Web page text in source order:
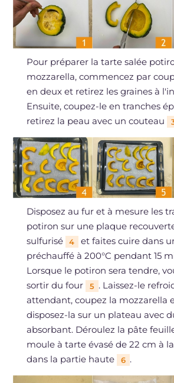
Pour préparer la tarte salée
mozzarella, commencez par
en deux et retirez les graines à
Ensuite, coupez-le en tranches
retirez la peau avec un couteau
Disposez au fur et à mesure les
potiron sur une plaque
sulfurisé
4
et faites cuire dans
préchauffé à 200°C pendant 15
Lorsque le potiron sera tendre,
sortir du four
5 . Laissez-le
attendant, coupez la mozzarella
disposez-la sur un plateau avec
absorbant. Déroulez la pâte
moule à tarte évasé de 22 cm à
dans la partie haute
6 .